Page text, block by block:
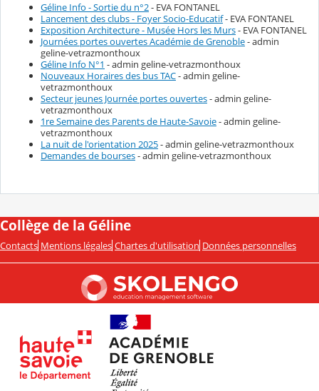
Géline Info - Sortie du n°2- EVA FONTANEL
Lancement des clubs - Foyer Socio-Educatif- EVA FONTANEL
Exposition Architecture - Musée Hors les Murs- EVA FONTANEL
Journées portes ouvertes Académie de Grenoble- admin
geline-vetrazmonthoux
Géline Info N°1 - admin geline-vetrazmonthoux
Nouveaux Horaires des bus TAC- admin geline-
vetrazmonthoux
Secteur jeunes Journée portes ouvertes- admin geline-
vetrazmonthoux
1re Semaine des Parents de Haute-Savoie- admin geline-
vetrazmonthoux
La nuit de l'orientation 2025- admin geline-vetrazmonthoux
Demandes de bourses- admin geline-vetrazmonthoux
Collège de la Géline
Contacts Mentions légales Chartes d'utilisation Données personnelles